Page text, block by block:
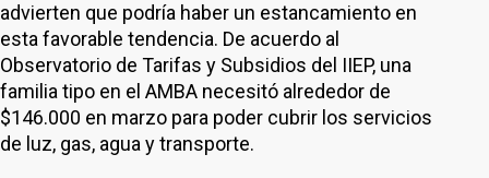
advierten que podría haber un estancamiento en
esta favorable tendencia. De acuerdo al
Observatorio de Tarifas y Subsidios del IIEP, una
familia tipo en el AMBA necesitó alrededor de
$146.000 en marzo para poder cubrir los servicios
de luz, gas, agua y transporte.